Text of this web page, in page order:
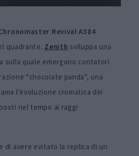
Revival A384
quadrante. Zenith sviluppa una
sulla quale emergono contatori
“chocolate panda”, una
l’evoluzione cromatica dei
nel tempo ai raggi
di avere evitato la replica di un